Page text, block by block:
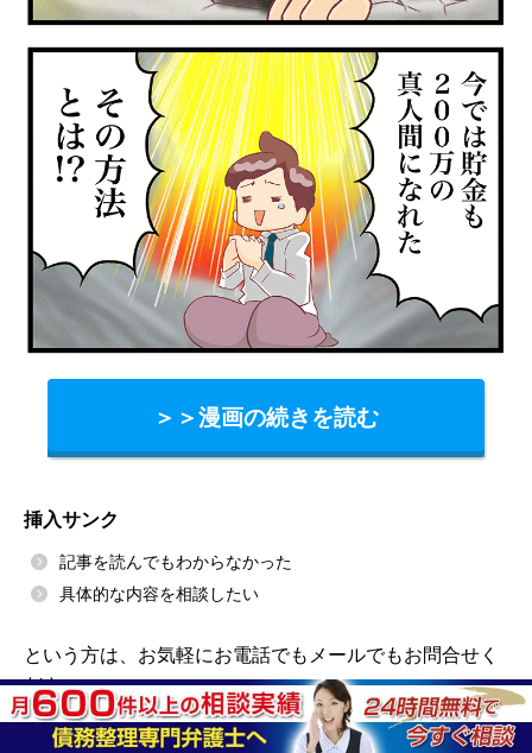
＞＞漫画の続きを読む
挿入サンク
記事を読んでもわからなかった
具体的な内容を相談したい
という方は、お気軽にお電話でもメールでもお問合せく
ださい。
↓24時間無料相談受付中↓